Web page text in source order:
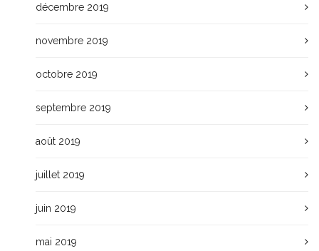
décembre 2019
novembre 2019
octobre 2019
septembre 2019
août 2019
juillet 2019
juin 2019
mai 2019